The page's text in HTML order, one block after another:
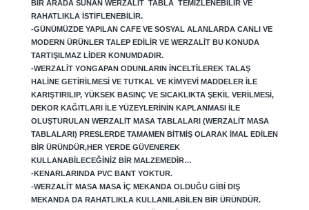
BIR ARADA SUNAN WERZALIT TABLA TEMIZLENEBILIR VE
RAHATLIKLA ISTIFLENEBILIR.
-GÜNÜMÜZDE YAPILAN CAFE VE SOSYAL ALANLARDA CANLI VE
MODERN ÜRÜNLER TALEP EDILIR VE WERZALIT BU KONUDA
TARTIŞILMAZ LIDER KONUMDADIR.
-WERZALIT YONGAPAN ODUNLARIN INCELTILEREK TALAŞ
HALINE GETIRILMESI VE TUTKAL VE KIMYEVI MADDELER ILE
KARIŞTIRILIP, YÜKSEK BASINÇ VE SICAKLIKTA ŞEKIL VERILMESI,
DEKOR KAĞITLARI ILE YÜZEYLERININ KAPLANMASI ILE
OLUŞTURULAN WERZALIT MASA TABLALARI (WERZALIT MASA
TABLALARI) PRESLERDE TAMAMEN BITMIŞ OLARAK IMAL EDILEN
BIR ÜRÜNDÜR,HER YERDE GÜVENEREK
KULLANABILECEĞINIZ BIR MALZEMEDIR…
-KENARLARINDA PVC BANT YOKTUR.
-WERZALIT MASA MASA IÇ MEKANDA OLDUĞU GIBI DIŞ
MEKANDA DA RAHATLIKLA KULLANILABILEN BIR ÜRÜNDÜR.